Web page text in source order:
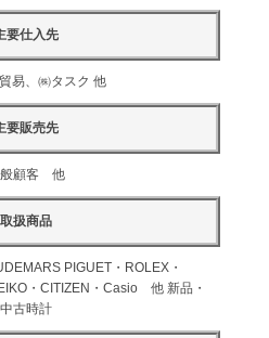
要仕入先
易、㈱タスク 他
要販売先
顧客 他
取扱商品
PIGUET・ROLEX・
・CITIZEN・Casio 他 新品・
中古時計